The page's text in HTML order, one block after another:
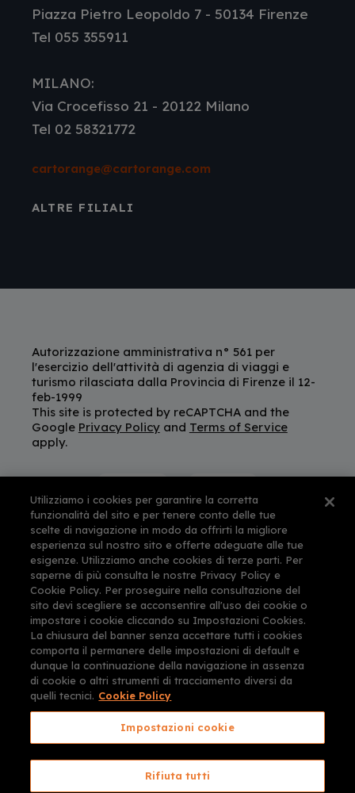
Piazza Pietro Leopoldo 7 - 50134 Firenze
Tel 055 355911
MILANO:
Via Crocefisso 21 - 20122 Milano
Tel 02 58321772
cartorange@cartorange.com
ALTRE FILIALI
Autorizzazione amministrativa n° 561 per
l'esercizio dell'attività di agenzia di viaggi e
turismo rilasciata dalla Provincia di Firenze il 12-
feb-1999
This site is protected by reCAPTCHA and the
Google Privacy Policyand Terms of Service
apply.
VIAGGIARE® sono marchi depositati e/o
Utilizziamo i cookies per garantire la corretta
funzionalità del sito e per tenere conto delle tue
scelte di navigazione in modo da offrirti la migliore
esperienza sul nostro sito e offerte adeguate alle tue
esigenze. Utilizziamo anche cookies di terze parti. Per
saperne di più consulta le nostre Privacy Policy e
Cookie Policy. Per proseguire nella consultazione del
sito devi scegliere se acconsentire all'uso dei cookie o
impostare i cookie cliccando su Impostazioni Cookies.
La chiusura del banner senza accettare tutti i cookies
comporta il permanere delle impostazioni di default e
dunque la continuazione della navigazione in assenza
di cookie o altri strumenti di tracciamento diversi da
quelli tecnici. Cookie Policy
Impostazioni cookie
Rifiuta tutti